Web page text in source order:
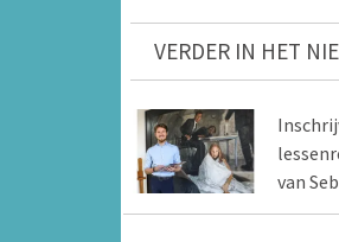
VERDER IN HET
van